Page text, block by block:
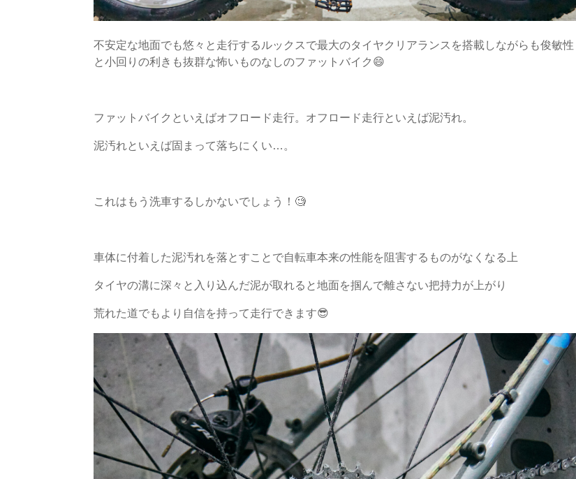
不安定な地面でも悠々と走行するルックスで最大のタイヤクリアランスを搭載しながらも俊敏性
と小回りの利きも抜群な怖いものなしのファットバイク😄
ファットバイクといえばオフロード走行。オフロード走行といえば泥汚れ。
泥汚れといえば固まって落ちにくい…。
これはもう洗車するしかないでしょう！🧐
車体に付着した泥汚れを落とすことで自転車本来の性能を阻害するものがなくなる上
タイヤの溝に深々と入り込んだ泥が取れると地面を掴んで離さない把持力が上がり
荒れた道でもより自信を持って走行できます😎